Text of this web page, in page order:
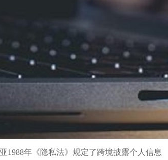
1988年《隐私法》规定了跨境披露个人信息